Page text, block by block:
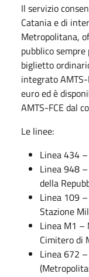
Il servizio
Catania e di
Metropolitana,
pubblico
biglietto
integrato
euro ed è
AMTS-FCE dal
Le linee:
Linea 434
Linea 948
della
Linea 109
Stazione
Linea M1 –
Cimitero di
Linea 672